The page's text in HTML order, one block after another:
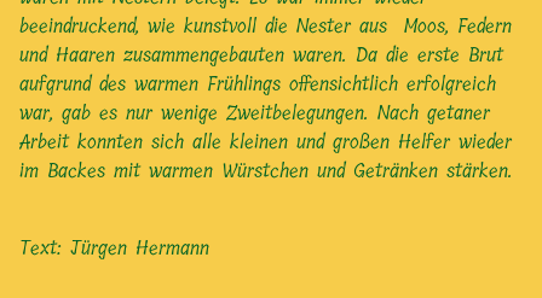
beeindruckend, wie kunstvoll die Nester aus Moos, Federn
und Haaren zusammengebauten waren. Da die erste Brut
aufgrund des warmen Frühlings offensichtlich erfolgreich
war, gab es nur wenige Zweitbelegungen. Nach getaner
Arbeit konnten sich alle kleinen und großen Helfer wieder
im Backes mit warmen Würstchen und Getränken stärken.
Text: Jürgen Hermann